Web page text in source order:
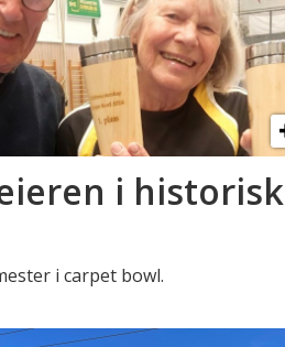
i historisk
i carpet bowl.